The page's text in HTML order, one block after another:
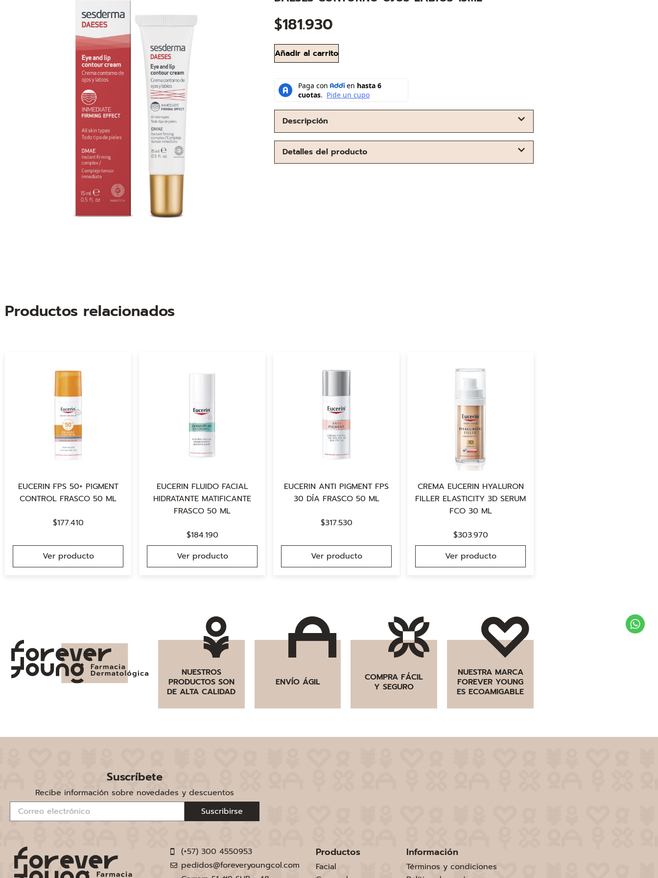
$181.930
Añadir al carrito
Descripción
Detalles del producto
Productos relacionados
EUCERIN FPS 50+ PIGMENT
CONTROL FRASCO 50 ML
$177.410
Ver producto
EUCERIN FLUIDO FACIAL
HIDRATANTE MATIFICANTE
FRASCO 50 ML
$184.190
Ver producto
EUCERIN ANTI PIGMENT FPS
30 DÍA FRASCO 50 ML
$317.530
Ver producto
CREMA EUCERIN HYALURON
FILLER ELASTICITY 3D SERUM
FCO 30 ML
$303.970
Ver producto
NUESTROS
PRODUCTOS SON
DE ALTA CALIDAD
ENVÍO ÁGIL
COMPRA FÁCIL
Y SEGURO
NUESTRA MARCA
FOREVER YOUNG
ES ECOAMIGABLE
Suscríbete
Recibe información sobre novedades y descuentos
Suscribirse
(+57) 300 4550953
pedidos@foreveryoungcol.com
Productos
Facial
Información
Términos y condiciones